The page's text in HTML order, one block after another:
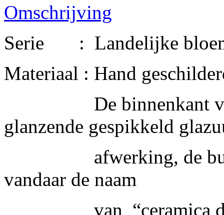
Omschrijving
Serie : Landelijke
Materiaal : Hand
De binnenkant van
glanzende gespikkeld
afwerking, de
vandaar de naam
van “ceramica de